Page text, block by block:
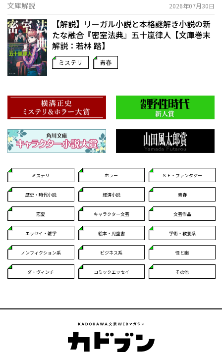
文庫解説 2026年07月30日
【解説】リーガル小説と本格謎解き小説の新
たな融合――『密室法典』五十嵐律人【文庫巻末
解説：若林 踏】
ミステリ 青春
ミステリ ホラー ＳＦ・ファンタジー
歴史・時代小説 経済小説 青春
恋愛 キャラクター文芸 文芸作品
エッセイ・雑学 絵本・児童書 学術・教養系
ノンフィクション系 ビジネス系 怪と幽
ダ・ヴィンチ コミックエッセイ その他